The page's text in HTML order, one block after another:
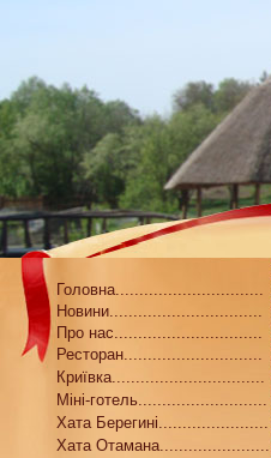
Головна...............................
Новини................................
Про нас...............................
Ресторан.............................
Криївка................................
Міні-готель...........................
Хата Берегині.......................
Хата Отамана.......................